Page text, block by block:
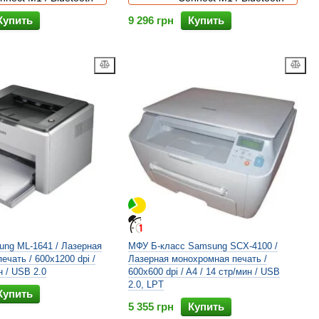
9 296 грн Купить
ML-1641 / Лазерная
/ 600x1200 dpi /
/ USB 2.0
МФУ Б-класс Samsung SCX-4100 /
Лазерная монохромная печать /
600x600 dpi / A4 / 14 стр/мин / USB
2.0, LPT
5 355 грн Купить